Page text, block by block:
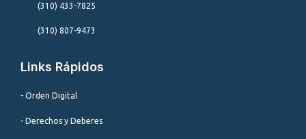
(310) 433-7825
(310) 807-9473
Links Rápidos
- Orden Digital
- Derechos y Deberes